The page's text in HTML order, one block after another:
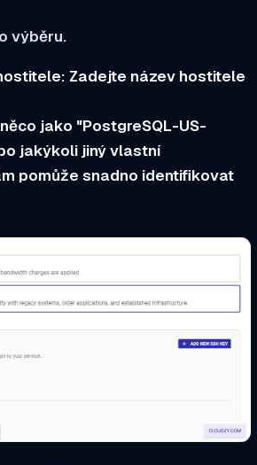
výběru.
Zadejte název hostitele
jako "PostgreSQL-US-
jakýkoli jiný vlastní
pomůže snadno identifikovat